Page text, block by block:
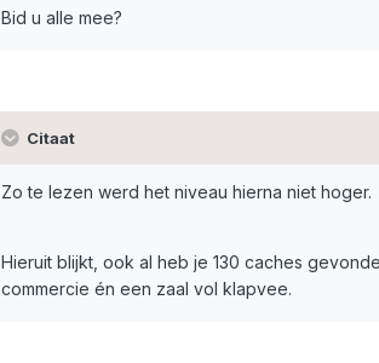
Bid u alle mee?
Citaat
Zo te lezen werd het niveau hierna niet hoger.
Hieruit blijkt, ook al heb je 130 caches
commercie én een zaal vol klapvee.